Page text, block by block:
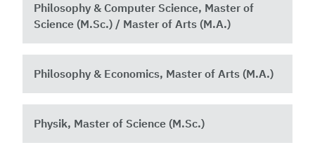
Philosophy & Computer Science, Master of
Science (M.Sc.) / Master of Arts (M.A.)
Philosophy & Economics, Master of Arts (M.A.)
Physik, Master of Science (M.Sc.)